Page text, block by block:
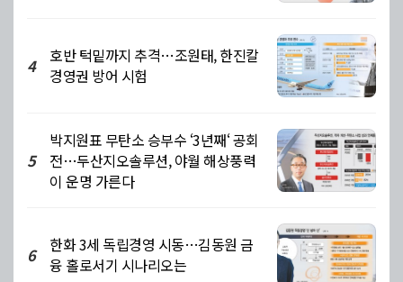
4
호반 턱밑까지 추격…조원태, 한진칼
경영권 방어 시험
5
박지원표 무탄소 승부수 ‘3년째‘ 공회
전…두산지오솔루션, 야월 해상풍력
이 운명 가른다
6
한화 3세 독립경영 시동…김동원 금
융 홀로서기 시나리오는